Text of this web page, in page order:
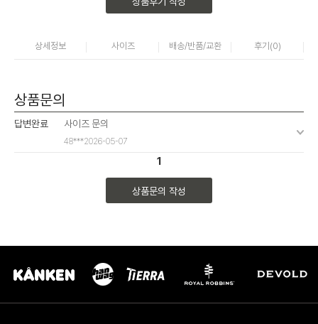
상세정보 사이즈 배송/반품/교환 후기(0)
상품문의
답변완료 사이즈 문의
48***2026-05-07
1
상품문의 작성